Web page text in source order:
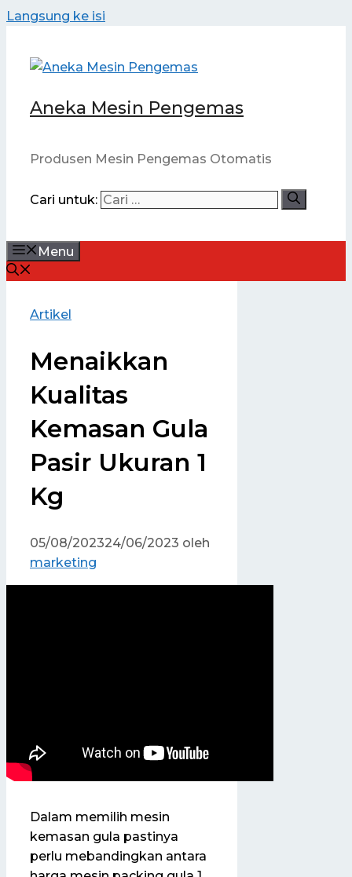
Langsung ke isi
Aneka Mesin Pengemas
Produsen Mesin Pengemas Otomatis
Cari untuk:
Menu
Artikel
Menaikkan
Kualitas
Kemasan Gula
Pasir Ukuran 1
Kg
05/08/202324/06/2023 oleh
marketing
Dalam memilih mesin
kemasan gula pastinya
perlu mebandingkan antara